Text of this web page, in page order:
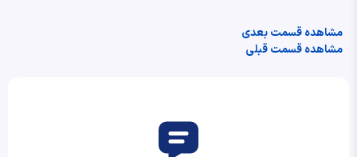
مشاهده قسمت بعدی
مشاهده قسمت قبلی